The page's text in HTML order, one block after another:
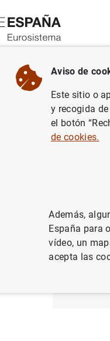
Sobre el Banco
Noticias y eventos
una
15/01/2021
Aviso de
Este sitio o
y recogida
el botón
de cookies.
Además,
España para
vídeo, un
acepta las